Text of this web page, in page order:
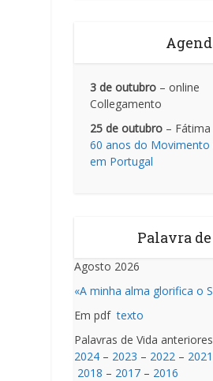
3 de outubro – online
Collegamento
25 de outubro – Fátima
60 anos do Movimento
em Portugal
Palavra
Agosto 2026
«A minha alma glorifica o
Em pdftexto
Palavras de Vida anteriores
2024 – 2023 – 2022 – 2021
2018 – 2017 – 2016